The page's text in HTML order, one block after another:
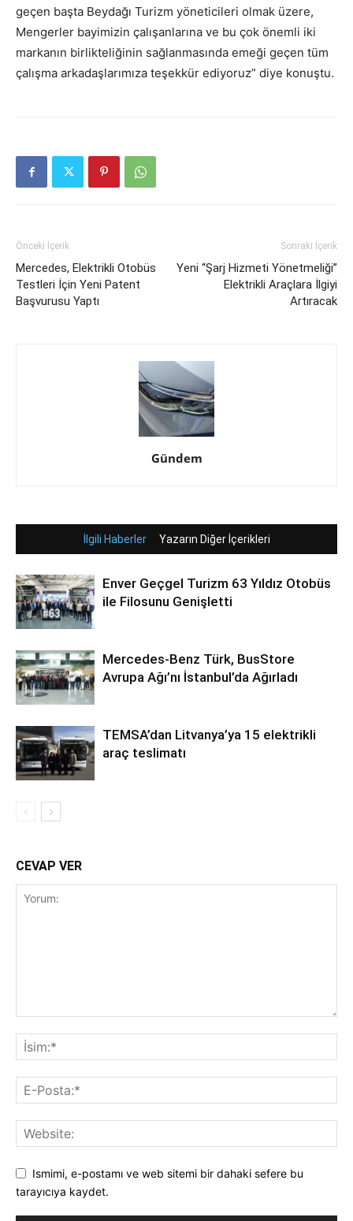
geçen başta Beydağı Turizm yöneticileri olmak üzere,
Mengerler bayimizin çalışanlarına ve bu çok önemli iki
markanın birlikteliğinin sağlanmasında emeği geçen tüm
çalışma arkadaşlarımıza teşekkür ediyoruz” diye konuştu.
Önceki İçerik
Mercedes, Elektrikli Otobüs
Testleri İçin Yeni Patent
Başvurusu Yaptı
Sonraki İçerik
Yeni “Şarj Hizmeti Yönetmeliği”
Elektrikli Araçlara İlgiyi
Artıracak
Gündem
İlgili Haberler Yazarın Diğer İçerikleri
Enver Geçgel Turizm 63 Yıldız Otobüs
ile Filosunu Genişletti
Mercedes-Benz Türk, BusStore
Avrupa Ağı’nı İstanbul’da Ağırladı
TEMSA’dan Litvanya’ya 15 elektrikli
araç teslimatı
CEVAP VER
Ismimi, e-postamı ve web sitemi bir dahaki sefere bu
tarayıcıya kaydet.